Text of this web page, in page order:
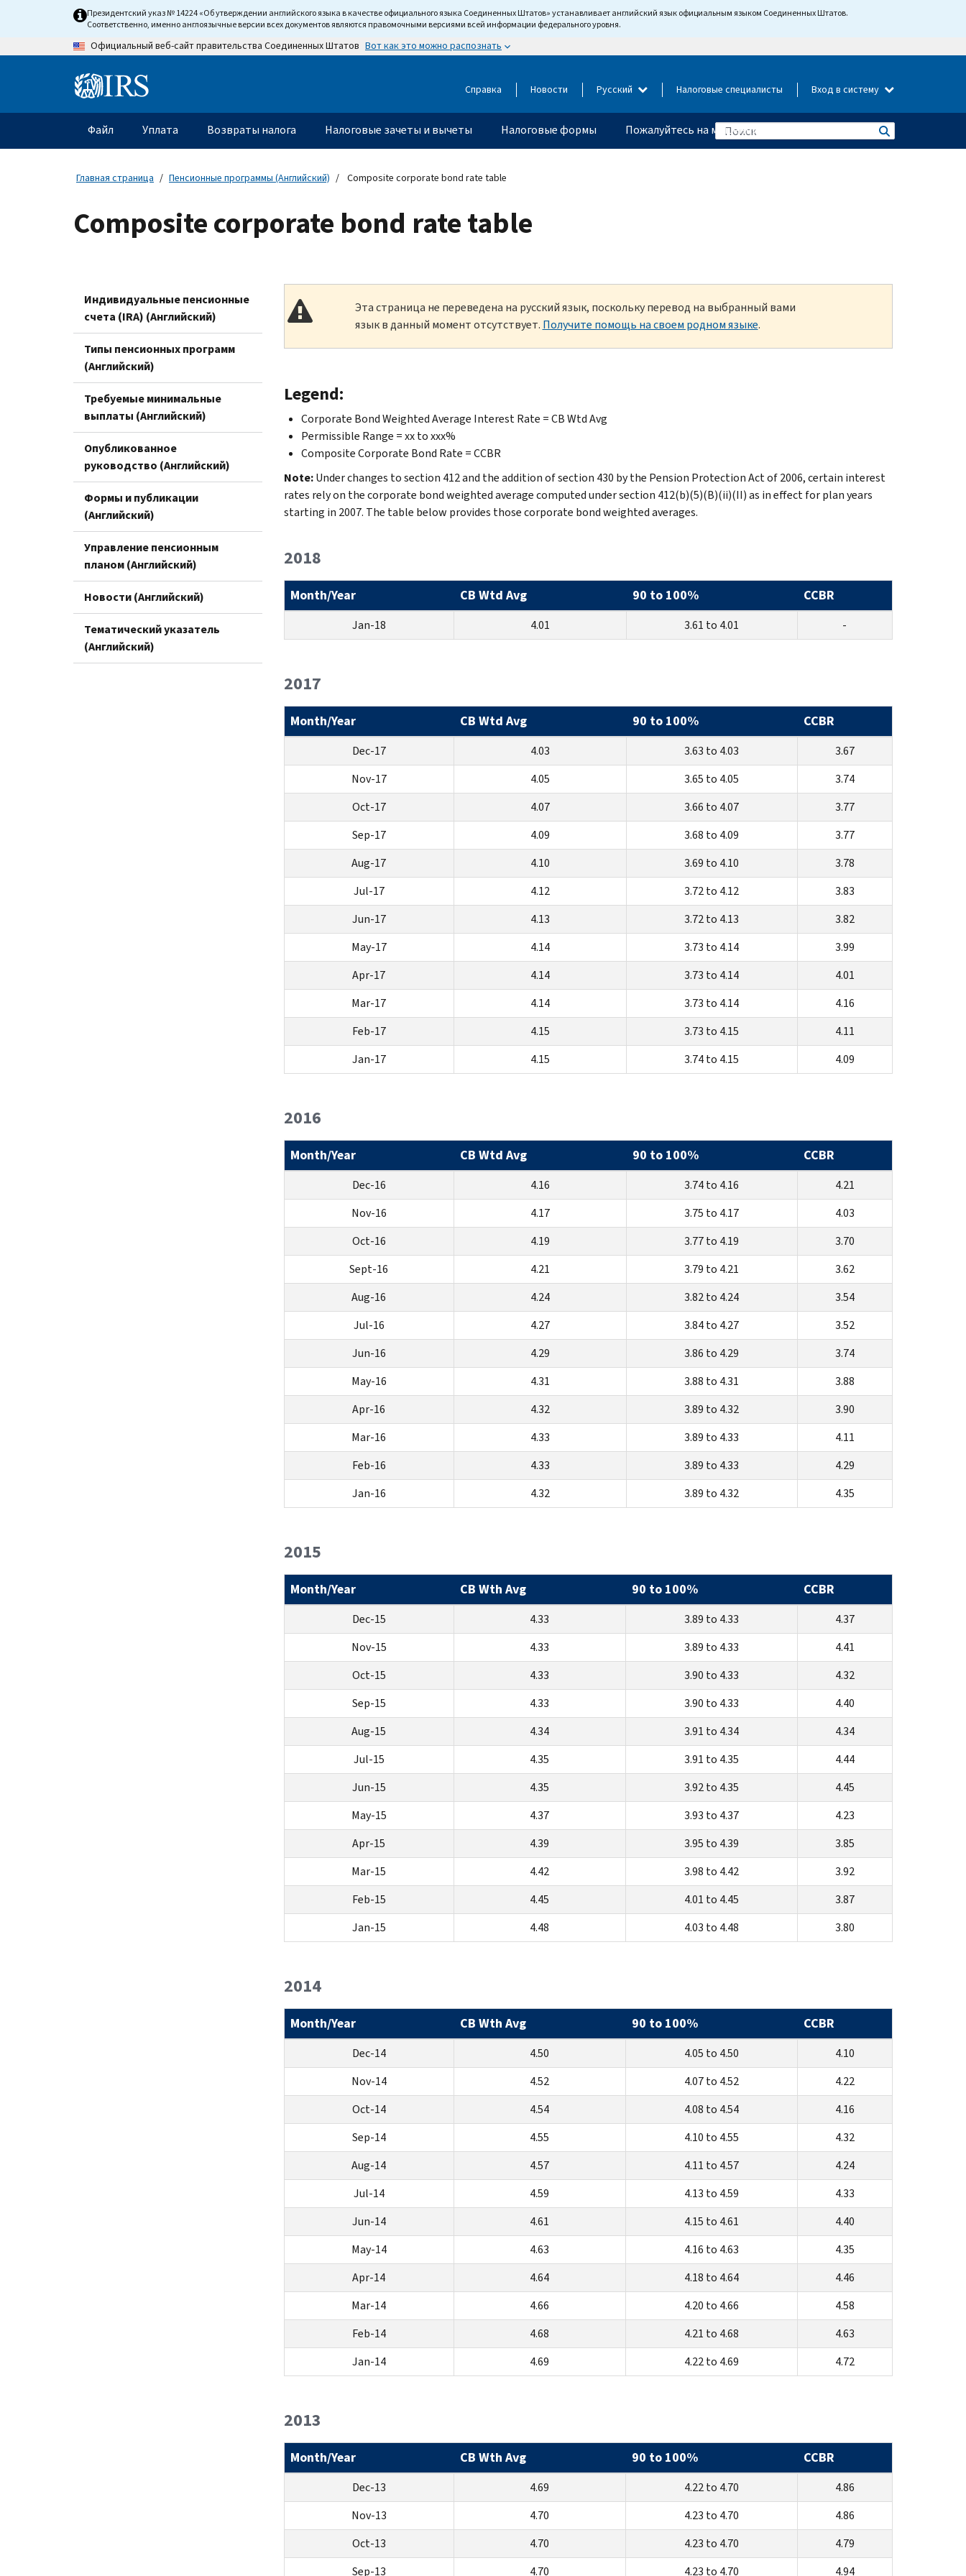
content
Президентский указ № 14224 «Об утверждении английского языка в качестве официального языка Соединенных Штатов» устанавливает английский язык официальным языком Соединенных Штатов.
Соответственно, именно англоязычные версии всех документов являются правомочными версиями всей информации федерального уровня.
Официальный веб-сайт правительства Соединенных Штатов Вот как это можно распознать
Information Справка Новости Русский Налоговые специалисты Вход в систему
Главное
меню
Файл Уплата Возвраты налога Налоговые зачеты и вычеты Налоговые формы Пожалуйтесь на мошенничество
Главная страница Пенсионные программы (Английский) Composite corporate bond rate table
Composite corporate bond rate table
Индивидуальные пенсионные
счета (IRA) (Английский)
Типы пенсионных программ
(Английский)
Требуемые минимальные
выплаты (Английский)
Опубликованное
руководство (Английский)
Формы и публикации
(Английский)
Управление пенсионным
планом (Английский)
Новости (Английский)
Тематический указатель
(Английский)
Эта страница не переведена на русский язык, поскольку перевод на выбранный вами
язык в данный момент отсутствует. Получите помощь на своем родном языке.
Legend:
Corporate Bond Weighted Average Interest Rate = CB Wtd Avg
Permissible Range = xx to xxx%
Composite Corporate Bond Rate = CCBR
Note:Under changes to section 412 and the addition of section 430 by the Pension Protection Act of 2006, certain interest
rates rely on the corporate bond weighted average computed under section 412(b)(5)(B)(ii)(II) as in effect for plan years
starting in 2007. The table below provides those corporate bond weighted averages.
2018
Month/Year CB Wtd Avg 90 to 100% CCBR
Jan-18 4.01 3.61 to 4.01 -
2017
Month/Year CB Wtd Avg 90 to 100% CCBR
Dec-17 4.03 3.63 to 4.03
3.67
Nov-17
4.05 3.65 to 4.05
3.74
Oct-17
4.07 3.66 to 4.07
3.77
Sep-17
4.09 3.68 to 4.09
3.77
Aug-17
4.10 3.69 to 4.10
3.78
Jul-17
4.12 3.72 to 4.12
3.83
Jun-17
4.13 3.72 to 4.13
3.82
May-17
4.14 3.73 to 4.14
3.99
Apr-17
4.14 3.73 to 4.14
4.01
Mar-17
4.14 3.73 to 4.14
4.16
Feb-17
4.15 3.73 to 4.15
4.11
Jan-17
4.15 3.74 to 4.15 4.09
2016
Month/Year CB Wtd Avg 90 to 100% CCBR
Dec-16 4.16 3.74 to 4.16
4.21
Nov-16
4.17 3.75 to 4.17
4.03
Oct-16
4.19 3.77 to 4.19
3.70
Sept-16
4.21 3.79 to 4.21
3.62
Aug-16
4.24 3.82 to 4.24
3.54
Jul-16
4.27 3.84 to 4.27
3.52
Jun-16
4.29 3.86 to 4.29
3.74
May-16
4.31 3.88 to 4.31
3.88
Apr-16
4.32 3.89 to 4.32
3.90
Mar-16
4.33 3.89 to 4.33
4.11
Feb-16
4.33 3.89 to 4.33
4.29
Jan-16
4.32 3.89 to 4.32 4.35
2015
Month/Year CB Wth Avg 90 to 100% CCBR
Dec-15 4.33 3.89 to 4.33
4.37
Nov-15
4.33 3.89 to 4.33
4.41
Oct-15
4.33 3.90 to 4.33
4.32
Sep-15
4.33 3.90 to 4.33
4.40
Aug-15
4.34 3.91 to 4.34
4.34
Jul-15
4.35 3.91 to 4.35
4.44
Jun-15
4.35 3.92 to 4.35
4.45
May-15
4.37 3.93 to 4.37
4.23
Apr-15
4.39 3.95 to 4.39
3.85
Mar-15
4.42 3.98 to 4.42
3.92
Feb-15
4.45 4.01 to 4.45
3.87
Jan-15
4.48 4.03 to 4.48 3.80
2014
Month/Year CB Wth Avg 90 to 100% CCBR
Dec-14 4.50 4.05 to 4.50
4.10
Nov-14
4.52 4.07 to 4.52
4.22
Oct-14
4.54 4.08 to 4.54
4.16
Sep-14
4.55 4.10 to 4.55
4.32
Aug-14
4.57 4.11 to 4.57
4.24
Jul-14
4.59 4.13 to 4.59
4.33
Jun-14
4.61 4.15 to 4.61
4.40
May-14
4.63 4.16 to 4.63
4.35
Apr-14
4.64 4.18 to 4.64
4.46
Mar-14
4.66 4.20 to 4.66
4.58
Feb-14
4.68 4.21 to 4.68
4.63
Jan-14
4.69 4.22 to 4.69 4.72
2013
Month/Year CB Wth Avg 90 to 100% CCBR
Dec-13 4.69 4.22 to 4.70
4.86
Nov-13
4.70 4.23 to 4.70
4.86
Oct-13
4.70 4.23 to 4.70
4.79
Sep-13
4.70 4.23 to 4.70 4.94